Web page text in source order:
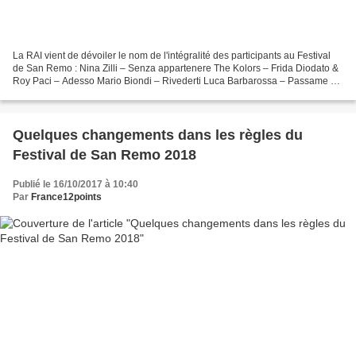
La RAI vient de dévoiler le nom de l'intégralité des participants au Festival
de San Remo : Nina Zilli – Senza appartenere The Kolors – Frida Diodato &
Roy Paci – Adesso Mario Biondi – Rivederti Luca Barbarossa – Passame er
Quelques changements dans les règles du
Festival de San Remo 2018
Publié le 16/10/2017 à 10:40
Par France12points